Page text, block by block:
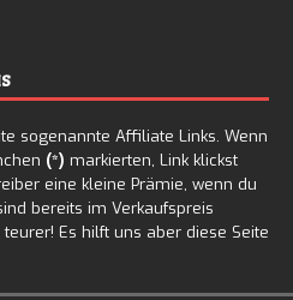
sogenannte Affiliate Links. Wenn
(*) markierten, Link klickst
eine kleine Prämie, wenn du
bereits im Verkaufspreis
Es hilft uns aber diese Seite